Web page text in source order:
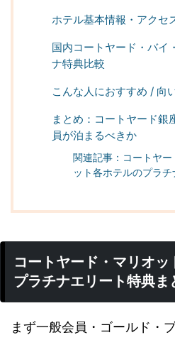
ホテル基本情報・アクセ
国内コートヤード・バイ
ナ特典比較
こんな人におすすめ / 向
まとめ：コートヤード銀
員が泊まるべきか
関連記事：コートヤ
ット各ホテルのプラチ
コートヤード・マリオ
プラチナエリート特典ま
まず一般会員・ゴールド・